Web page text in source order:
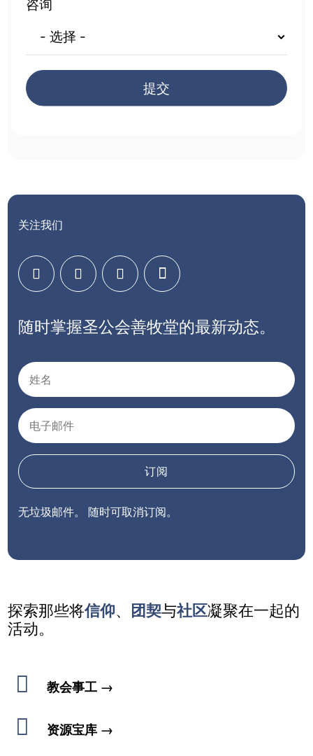
咨询
提交
关注我们
随时掌握圣公会善牧堂的最新动态。
订阅
无垃圾邮件。 随时可取消订阅。
探索那些将信仰、 团契与社区凝聚在一起的
活动。
 教会事工 →
 资源宝库 →